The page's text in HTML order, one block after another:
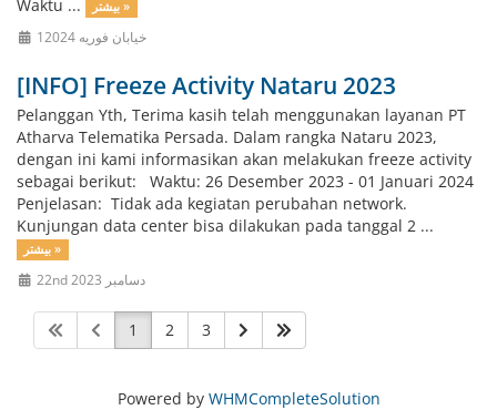
Waktu ...
بیشتر »
1خیابان فوریه 2024
[INFO] Freeze Activity Nataru 2023
Pelanggan Yth, Terima kasih telah menggunakan layanan PT
Atharva Telematika Persada. Dalam rangka Nataru 2023,
dengan ini kami informasikan akan melakukan freeze activity
sebagai berikut: Waktu: 26 Desember 2023 - 01 Januari 2024
Penjelasan: Tidak ada kegiatan perubahan network.
Kunjungan data center bisa dilakukan pada tanggal 2 ...
بیشتر »
22nd دسامبر 2023
1 2 3
Powered by WHMCompleteSolution